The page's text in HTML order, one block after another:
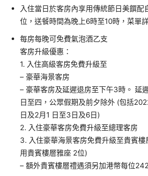
入住當日於客房內享用傳統節日美饌配
位，送餐時間為晚上6時至10時，菜單
每房每晚可免費氣泡酒乙支
客房升級優惠：
1. 入住高級客房免費升級至
– 豪華海景客房
– 豪華客房及延遲退房至下午3時。 延
日至四，公眾假期及前夕除外 (包括
日及2月1 日至3日及6日)
2. 入住豪華客房免費升級至總理客房
3. 入住豪華海景客房免費升級至貴賓
用貴賓樓層雅座 2位)
– 額外貴賓樓層禮遇須另加港幣每位